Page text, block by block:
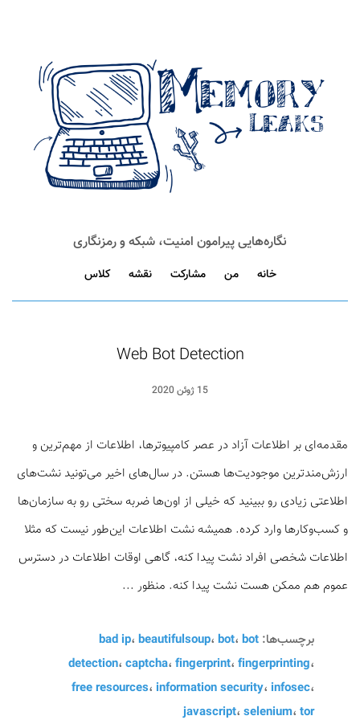
نگاره‌هایی پیرامون امنیت، شبکه و رمزنگاری
خانه من مشارکت نقشه کلاس
Web Bot Detection
15 ژوئن 2020
مقدمه‌ای بر اطلاعات آزاد در عصر کامپیوترها، اطلاعات از مهم‌ترین و
ارزش‌مندترین موجودیت‌ها هستن. در سال‌های اخیر می‌تونید نشت‌های
اطلاعتی زیادی رو ببینید که خیلی از اون‌ها ضربه سختی رو به سازمان‌ها
و کسب‌وکارها وارد کرده. همیشه نشت اطلاعات این‌طور نیست که مثلا
اطلاعات شخصی افراد نشت پیدا کنه، گاهی اوقات اطلاعات در دسترس
عموم هم ممکن هست نشت پیدا کنه. منظور ...
برچسب‌ها: bad ip،beautifulsoup،bot،bot
detection،captcha،fingerprint،fingerprinting،
free resources، information security، infosec،
javascript،selenium،tor